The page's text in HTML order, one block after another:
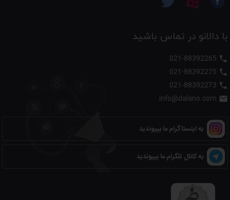
با دالانو در تماس باشید




به اینستاگرام ما بپیوندید
به کانال تلگرام ما بپیوندید